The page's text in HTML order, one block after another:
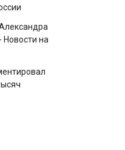
Новости на